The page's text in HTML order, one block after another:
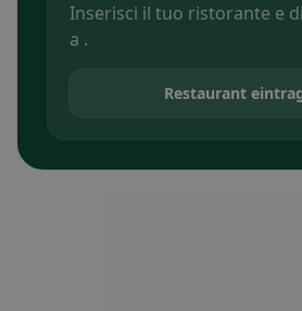
Inserisci il tuo ristorante e
a .
Restaurant